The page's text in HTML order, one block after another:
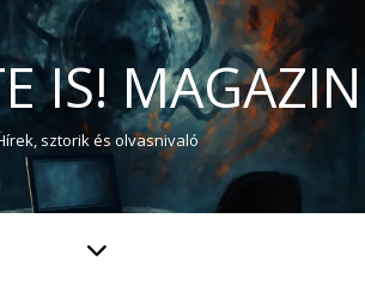
IS! MAGAZIN
sztorik és olvasnivaló